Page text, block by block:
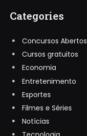
Categories
Concursos Abertos
Cursos gratuitos
Economia
Entretenimento
Esportes
Filmes e Séries
Notícias